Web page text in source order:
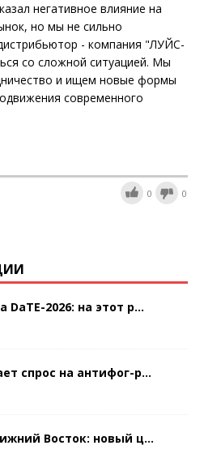
негативное влияние на
но мы не сильно
- компания "ЛУЙС-
со сложной ситуацией. Мы
и ищем новые формы
современного
0 0
2026: на этот р...
спрос на антифог-р...
Восток: новый ц...